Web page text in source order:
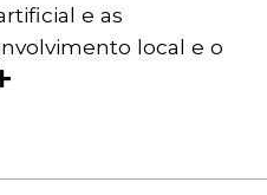
e as
local e o